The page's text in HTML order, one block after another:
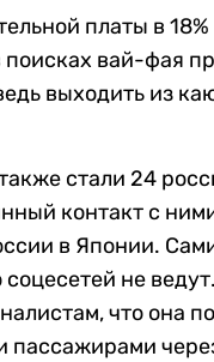
платы в
вай-фая
выходить из
стали 24
контакт с
в Японии.
не
что она
пассажирами